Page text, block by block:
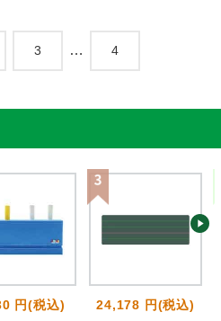
3 … 4
円(税込) 24,178 円(税込)